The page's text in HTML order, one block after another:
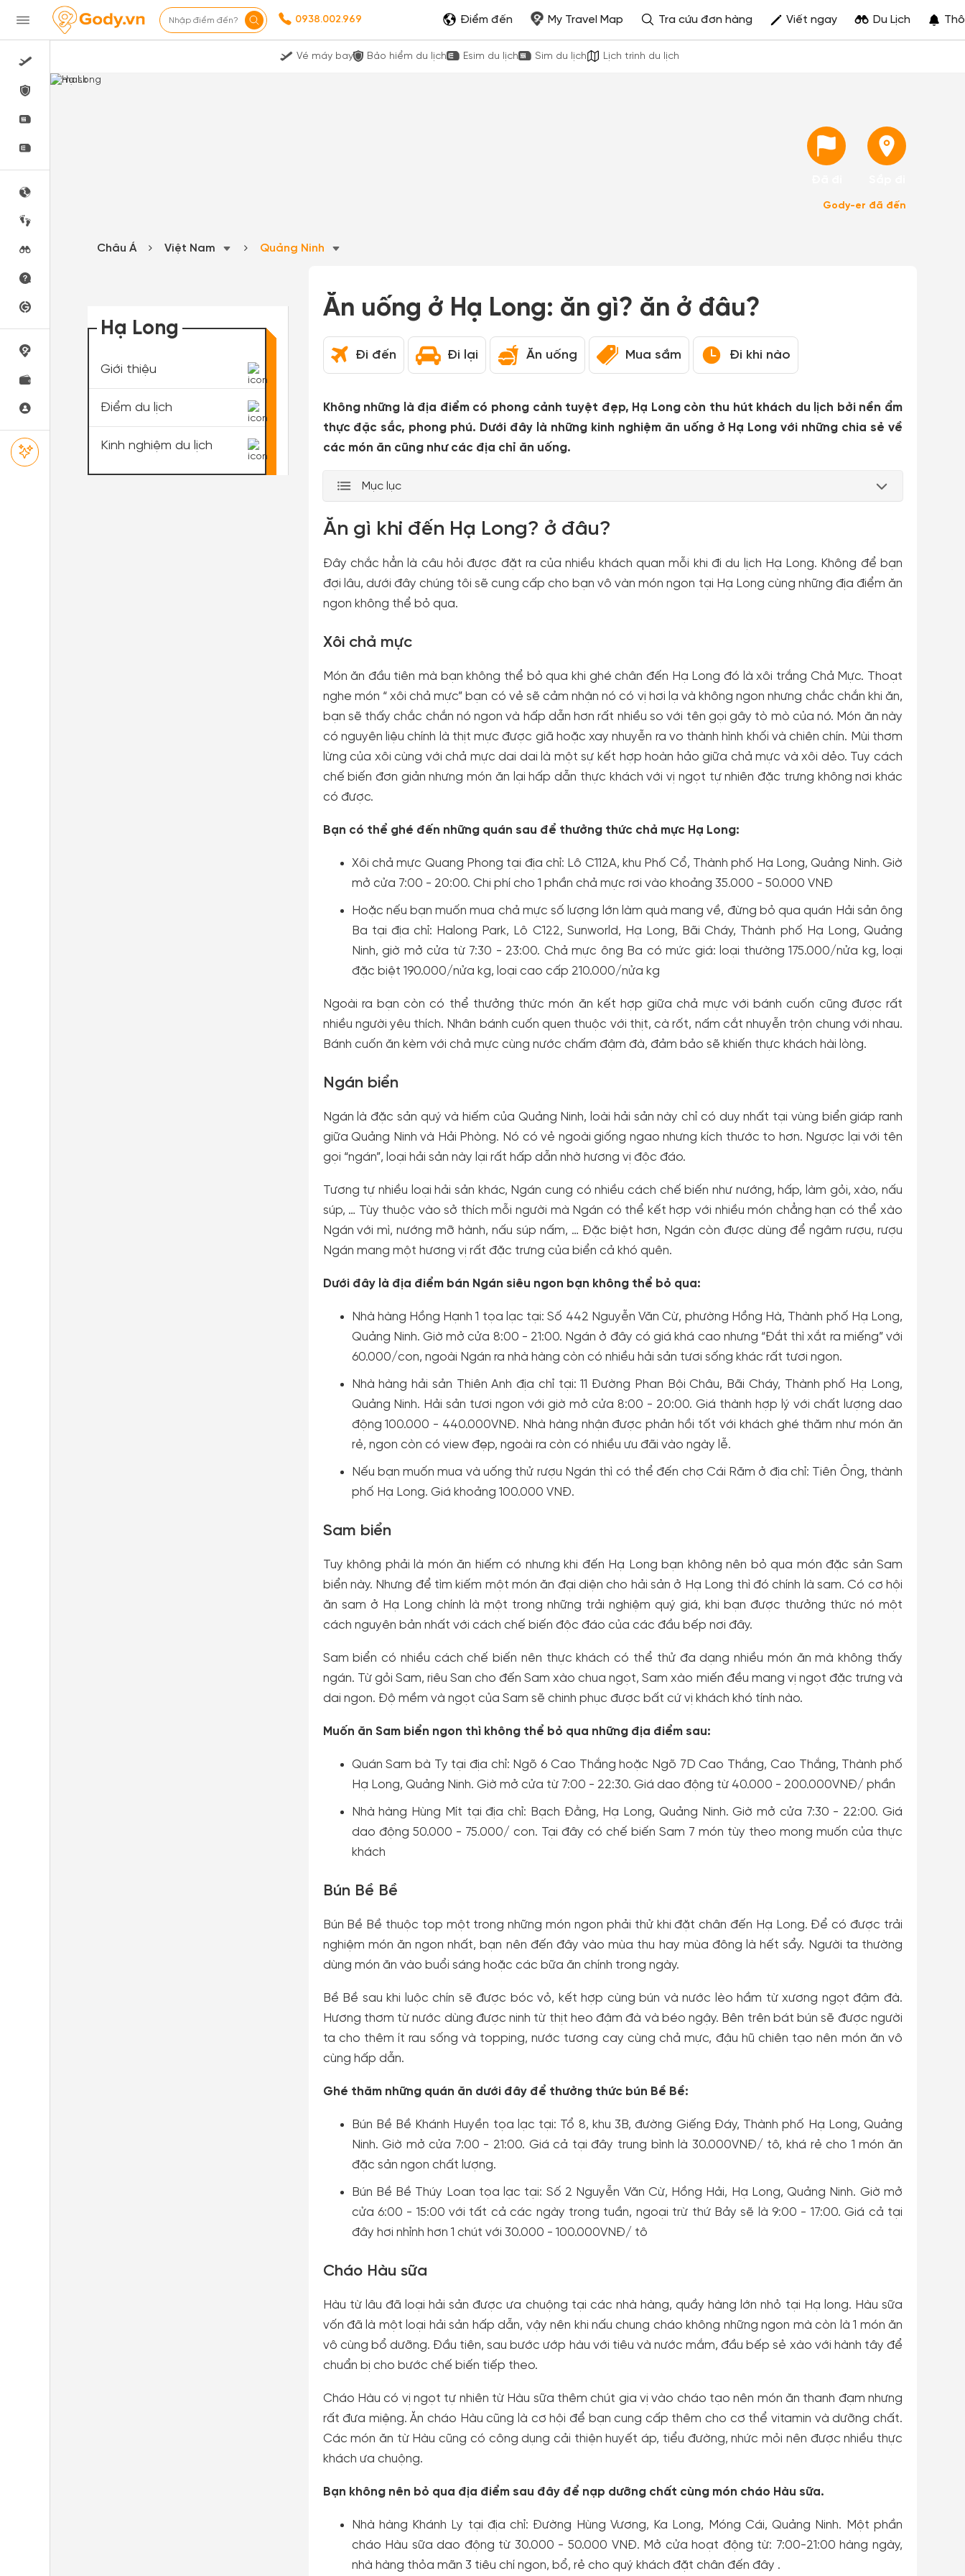
Nhập điểm đến? 0938.002.969 Điểm đến My Travel Map Tra cứu đơn hàng Viết ngay Du Lịch
Vé máy bay Bảo hiểm du lịch Esim du lịch Sim du lịch Lịch trình du lịch
Gody-er đã đến
Châu Á Việt Nam Quảng Ninh
Ăn uống ở Hạ Long: ăn gì? ăn ở đâu?
Đi đến Đi lại Ăn uống Mua sắm Đi khi nào
Không những là địa điểm có phong cảnh tuyệt đẹp, Hạ Long còn thu hút khách du lịch bởi nền ẩm
thực đặc sắc, phong phú. Dưới đây là những kinh nghiệm ăn uống ở Hạ Long với những chia sẻ về
các món ăn cũng như các địa chỉ ăn uống.
Mục lục
Ăn gì khi đến Hạ Long? ở đâu?
Đây chắc hẳn là câu hỏi được đặt ra của nhiều khách quan mỗi khi đi du lịch Hạ Long. Không để bạn
đợi lâu, dưới đây chúng tôi sẽ cung cấp cho bạn vô vàn món ngon tại Hạ Long cùng những địa điểm ăn
ngon không thể bỏ qua.
Xôi chả mực
Món ăn đầu tiên mà bạn không thể bỏ qua khi ghé chân đến Hạ Long đó là xôi trắng Chả Mực. Thoạt
nghe món “ xôi chả mực” bạn có vẻ sẽ cảm nhận nó có vị hơi lạ và không ngon nhưng chắc chắn khi ăn,
bạn sẽ thấy chắc chắn nó ngon và hấp dẫn hơn rất nhiều so với tên gọi gây tò mò của nó. Món ăn này
có nguyên liệu chính là thịt mực được giã hoặc xay nhuyễn ra vo thành hình khối và chiên chín. Mùi thơm
lừng của xôi cùng với chả mực dai dai là một sự kết hợp hoàn hảo giữa chả mực và xôi dẻo. Tuy cách
chế biến đơn giản nhưng món ăn lại hấp dẫn thực khách với vị ngọt tự nhiên đặc trưng không nơi khác
có được.
Bạn có thể ghé đến những quán sau để thưởng thức chả mực Hạ Long:
Xôi chả mực Quang Phong tại địa chỉ: Lô C112A, khu Phố Cổ, Thành phố Hạ Long, Quảng Ninh. Giờ
mở cửa 7:00 - 20:00. Chi phí cho 1 phần chả mực rơi vào khoảng 35.000 - 50.000 VNĐ
Hoặc nếu bạn muốn mua chả mực số lượng lớn làm quà mang về, đừng bỏ qua quán Hải sản ông
Ba tại địa chỉ: Halong Park, Lô C122, Sunworld, Hạ Long, Bãi Cháy, Thành phố Hạ Long, Quảng
Ninh, giờ mở cửa từ 7:30 - 23:00. Chả mực ông Ba có mức giá: loại thường 175.000/nửa kg, loại
đặc biệt 190.000/nửa kg, loại cao cấp 210.000/nửa kg
Ngoài ra bạn còn có thể thưởng thức món ăn kết hợp giữa chả mực với bánh cuốn cũng được rất
nhiều người yêu thích. Nhân bánh cuốn quen thuộc với thịt, cà rốt, nấm cắt nhuyễn trộn chung với nhau.
Bánh cuốn ăn kèm với chả mực cùng nước chấm đậm đà, đảm bảo sẽ khiến thực khách hài lòng.
Ngán biển
Ngán là đặc sản quý và hiếm của Quảng Ninh, loài hải sản này chỉ có duy nhất tại vùng biển giáp ranh
giữa Quảng Ninh và Hải Phòng. Nó có vẻ ngoài giống ngao nhưng kích thước to hơn. Ngược lại với tên
gọi “ngán”, loại hải sản này lại rất hấp dẫn nhờ hương vị độc đáo.
Tương tự nhiều loại hải sản khác, Ngán cung có nhiều cách chế biến như nướng, hấp, làm gỏi, xào, nấu
súp, … Tùy thuộc vào sở thích mỗi người mà Ngán có thể kết hợp với nhiều món chẳng hạn có thể xào
Ngán với mì, nướng mỡ hành, nấu súp nấm, … Đặc biệt hơn, Ngán còn được dùng để ngâm rượu, rượu
Ngán mang một hương vị rất đặc trưng của biển cả khó quên.
Dưới đây là địa điểm bán Ngán siêu ngon bạn không thể bỏ qua:
Nhà hàng Hồng Hạnh 1 tọa lạc tại: Số 442 Nguyễn Văn Cừ, phường Hồng Hà, Thành phố Hạ Long,
Quảng Ninh. Giờ mở cửa 8:00 - 21:00. Ngán ở đây có giá khá cao nhưng “Đắt thì xắt ra miếng” với
60.000/con, ngoài Ngán ra nhà hàng còn có nhiều hải sản tươi sống khác rất tươi ngon.
Nhà hàng hải sản Thiên Anh địa chỉ tại: 11 Đường Phan Bội Châu, Bãi Cháy, Thành phố Hạ Long,
Quảng Ninh. Hải sản tươi ngon với giờ mở cửa 8:00 - 20:00. Giá thành hợp lý với chất lượng dao
động 100.000 - 440.000VNĐ. Nhà hàng nhận được phản hồi tốt với khách ghé thăm như món ăn
rẻ, ngon còn có view đẹp, ngoài ra còn có nhiều ưu đãi vào ngày lễ.
Nếu bạn muốn mua và uống thử rượu Ngán thì có thể đến chợ Cái Răm ở địa chỉ: Tiên Ông, thành
phố Hạ Long. Giá khoảng 100.000 VNĐ.
Sam biển
Tuy không phải là món ăn hiếm có nhưng khi đến Hạ Long bạn không nên bỏ qua món đặc sản Sam
biển này. Nhưng để tìm kiếm một món ăn đại diện cho hải sản ở Hạ Long thì đó chính là sam. Có cơ hội
ăn sam ở Hạ Long chính là một trong những trải nghiệm quý giá, khi bạn được thưởng thức nó một
cách nguyên bản nhất với cách chế biến độc đáo của các đầu bếp nơi đây.
Sam biển có nhiều cách chế biến nên thực khách có thể thử đa dạng nhiều món ăn mà không thấy
ngán. Từ gỏi Sam, riêu San cho đến Sam xào chua ngọt, Sam xào miến đều mang vị ngọt đặc trưng và
dai ngon. Độ mềm và ngọt của Sam sẽ chinh phục được bất cứ vị khách khó tính nào.
Muốn ăn Sam biển ngon thì không thể bỏ qua những địa điểm sau:
Quán Sam bà Ty tại địa chỉ: Ngõ 6 Cao Thắng hoặc Ngõ 7D Cao Thắng, Cao Thắng, Thành phố
Hạ Long, Quảng Ninh. Giờ mở cửa từ 7:00 - 22:30. Giá dao động từ 40.000 - 200.000VNĐ/ phần
Nhà hàng Hùng Mít tại địa chỉ: Bạch Đằng, Hạ Long, Quảng Ninh. Giờ mở cửa 7:30 - 22:00. Giá
dao động 50.000 - 75.000/ con. Tại đây có chế biến Sam 7 món tùy theo mong muốn của thực
khách
Bún Bề Bề
Bún Bề Bề thuộc top một trong những món ngon phải thử khi đặt chân đến Hạ Long. Để có được trải
nghiệm món ăn ngon nhất, bạn nên đến đây vào mùa thu hay mùa đông là hết sẩy. Người ta thường
dùng món ăn vào buổi sáng hoặc các bữa ăn chính trong ngày.
Bề Bề sau khi luộc chín sẽ được bóc vỏ, kết hợp cùng bún và nước lèo hầm từ xương ngọt đậm đà.
Hương thơm từ nước dùng được ninh từ thịt heo đậm đà và béo ngậy. Bên trên bát bún sẽ được người
ta cho thêm ít rau sống và topping, nước tương cay cùng chả mực, đậu hũ chiên tạo nên món ăn vô
cùng hấp dẫn.
Ghé thăm những quán ăn dưới đây để thưởng thức bún Bề Bề:
Bún Bề Bề Khánh Huyền tọa lạc tại: Tổ 8, khu 3B, đường Giếng Đáy, Thành phố Hạ Long, Quảng
Ninh. Giờ mở cửa 7:00 - 21:00. Giá cả tại đây trung bình là 30.000VNĐ/ tô, khá rẻ cho 1 món ăn
đặc sản ngon chất lượng.
Bún Bề Bề Thúy Loan tọa lạc tại: Số 2 Nguyễn Văn Cừ, Hồng Hải, Hạ Long, Quảng Ninh. Giờ mở
cửa 6:00 - 15:00 với tất cả các ngày trong tuần, ngoại trừ thứ Bảy sẽ là 9:00 - 17:00. Giá cả tại
đây hơi nhỉnh hơn 1 chút với 30.000 - 100.000VNĐ/ tô
Cháo Hàu sữa
Hàu từ lâu đã loại hải sản được ưa chuộng tại các nhà hàng, quầy hàng lớn nhỏ tại Hạ long. Hàu sữa
vốn đã là một loại hải sản hấp dẫn, vậy nên khi nấu chung cháo không những ngon mà còn là 1 món ăn
vô cùng bổ dưỡng. Đầu tiên, sau bước ướp hàu với tiêu và nước mắm, đầu bếp sẻ xào với hành tây để
chuẩn bị cho bước chế biến tiếp theo.
Cháo Hàu có vị ngọt tự nhiên từ Hàu sữa thêm chút gia vị vào cháo tạo nên món ăn thanh đạm nhưng
rất đưa miệng. Ăn cháo Hàu cũng là cơ hội để bạn cung cấp thêm cho cơ thể vitamin và dưỡng chất.
Các món ăn từ Hàu cũng có công dụng cải thiện huyết áp, tiểu đường, nhức mỏi nên được nhiều thực
khách ưa chuộng.
Bạn không nên bỏ qua địa điểm sau đây để nạp dưỡng chất cùng món cháo Hàu sữa.
Nhà hàng Khánh Ly tại địa chỉ: Đường Hùng Vương, Ka Long, Móng Cái, Quảng Ninh. Một phần
cháo Hàu sữa dao động từ 30.000 - 50.000 VNĐ. Mở cửa hoạt động từ: 7:00-21:00 hàng ngày,
nhà hàng thỏa mãn 3 tiêu chí ngon, bổ, rẻ cho quý khách đặt chân đến đây .
Hạ Long
Giới thiệu
Điểm du lịch
Kinh nghiệm du lịch